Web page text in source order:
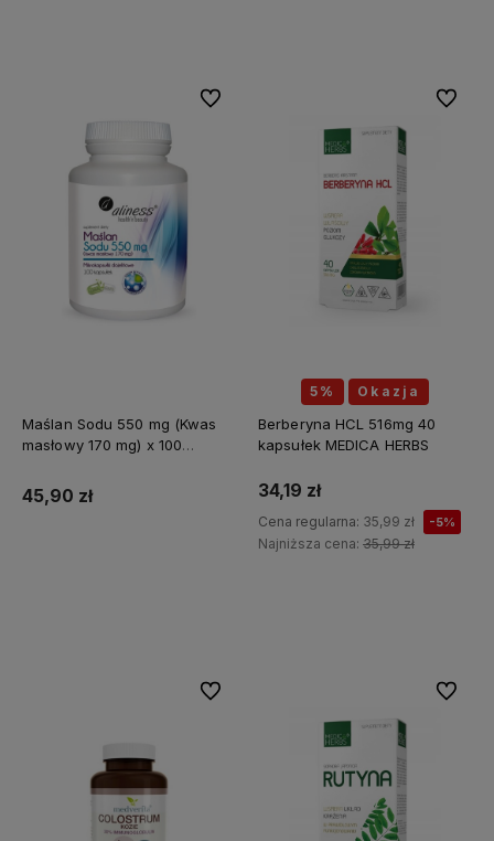
Maślan Sodu 550 mg (Kwas
masłowy 170 mg) x 100
45,90 zł
Do ulubionych
5% Okazja
Berberyna HCL 516mg 40
kapsułek MEDICA HERBS
34,19 zł
Cena regularna: 35,99 zł -5%
Najniższa cena: 35,99 zł
Do
Do ulubionych Do